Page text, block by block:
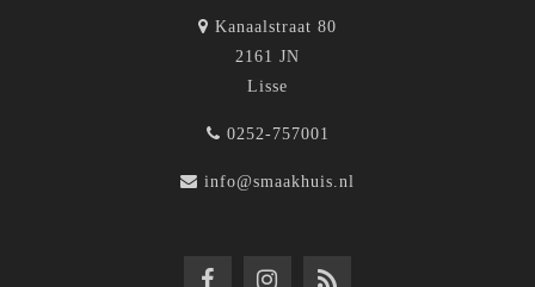
Kanaalstraat 80
2161 JN
Lisse
0252-757001
info@smaakhuis.nl